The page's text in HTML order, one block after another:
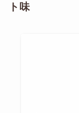
ト味